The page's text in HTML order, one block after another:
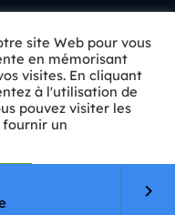
keyboard_arrow_right
réservés.
site Web pour vous
en mémorisant
visites. En cliquant
à l'utilisation de
pouvez visiter les
fournir un